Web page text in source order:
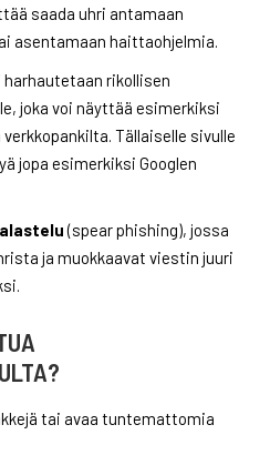
saada uhri antamaan
asentamaan haittaohjelmia.
harhautetaan rikollisen
joka voi näyttää esimerkiksi
Tällaiselle sivulle
jopa esimerkiksi Googlen
(spear phishing), jossa
ja muokkaavat viestin juuri
tai avaa tuntemattomia